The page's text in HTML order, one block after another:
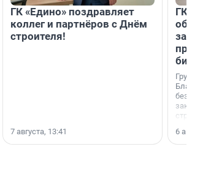
ГК «Едино» поздравляет
коллег и партнёров с Днём
строителя!
7 августа, 13:41
ГК
Группа
6